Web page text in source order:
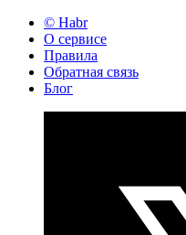
© Habr
О сервисе
Правила
Обратная связь
Блог